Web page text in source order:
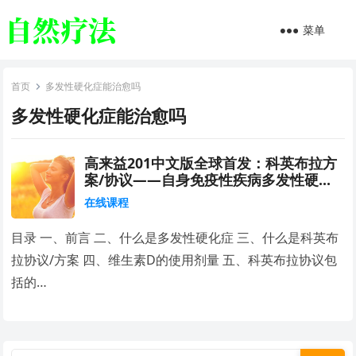
菜单
首页 多发性硬化症能治愈吗
多发性硬化症能治愈吗
高来益201中文版全球首发：科英布拉方
案/协议——自身免疫性疾病多发性硬化
症（MS）患者的福音
在线课程
目录 一、前言 二、什么是多发性硬化症 三、什么是科英布
拉协议/方案 四、维生素D的使用剂量 五、科英布拉协议包
括的…